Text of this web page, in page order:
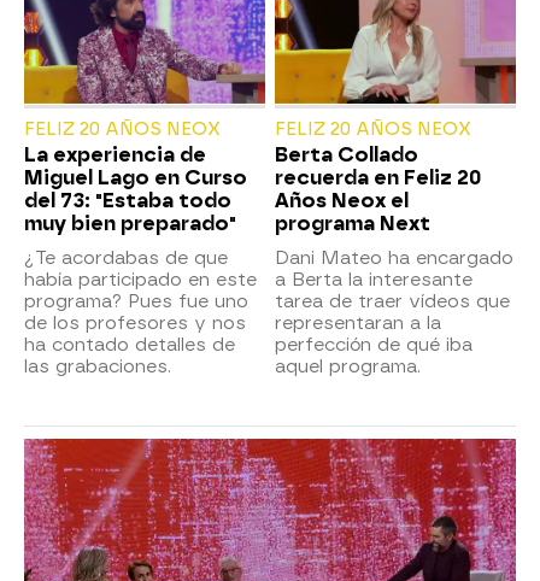
FELIZ 20 AÑOS NEOX
La experiencia de
Miguel Lago en Curso
del 73: "Estaba todo
muy bien preparado"
¿Te acordabas de que
había participado en este
programa? Pues fue uno
de los profesores y nos
ha contado detalles de
las grabaciones.
FELIZ 20 AÑOS NEOX
Berta Collado
recuerda en Feliz 20
Años Neox el
programa Next
Dani Mateo ha encargado
a Berta la interesante
tarea de traer vídeos que
representaran a la
perfección de qué iba
aquel programa.